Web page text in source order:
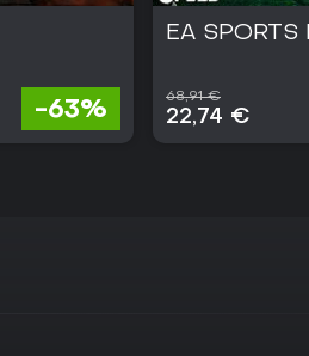
-63%
EA SPORTS
68,91 €
22,74 €